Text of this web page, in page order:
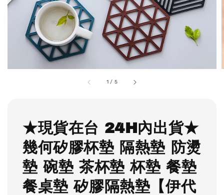
1 / 5
★現貨在台 24H內出貨★
幾何矽膠杯墊 隔熱墊 防燙
墊 碗墊 茶杯墊 杯墊 餐墊
餐桌墊 矽膠隔熱墊【伊代